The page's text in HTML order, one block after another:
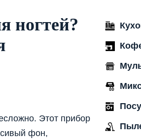
ногтей?
Этот прибор
фон,